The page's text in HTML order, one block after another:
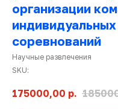
организации
соревнований
Научные развлечения
SKU:
175000,00 р.